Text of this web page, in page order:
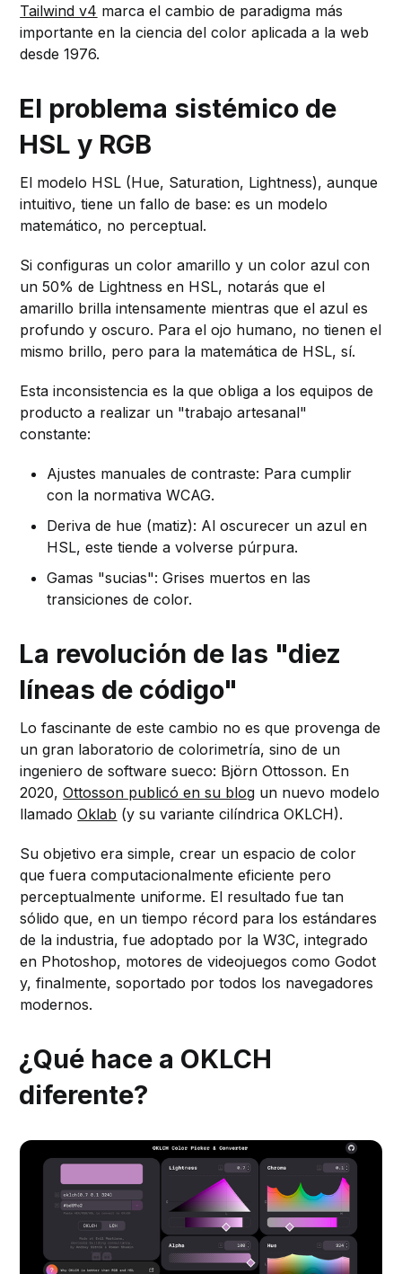
Tailwind v4 marca el cambio de paradigma más
importante en la ciencia del color aplicada a la web
desde 1976.
El problema sistémico de
HSL y RGB
El modelo HSL (Hue, Saturation, Lightness), aunque
intuitivo, tiene un fallo de base: es un modelo
matemático, no perceptual.
Si configuras un color amarillo y un color azul con
un 50% de Lightness en HSL, notarás que el
amarillo brilla intensamente mientras que el azul es
profundo y oscuro. Para el ojo humano, no tienen el
mismo brillo, pero para la matemática de HSL, sí.
Esta inconsistencia es la que obliga a los equipos de
producto a realizar un "trabajo artesanal"
constante:
Ajustes manuales de contraste: Para cumplir
con la normativa WCAG.
Deriva de hue (matiz): Al oscurecer un azul en
HSL, este tiende a volverse púrpura.
Gamas "sucias": Grises muertos en las
transiciones de color.
La revolución de las "diez
líneas de código"
Lo fascinante de este cambio no es que provenga de
un gran laboratorio de colorimetría, sino de un
ingeniero de software sueco: Björn Ottosson. En
2020,Ottosson publicó en su blog un nuevo modelo
llamadoOklab (y su variante cilíndrica OKLCH).
Su objetivo era simple, crear un espacio de color
que fuera computacionalmente eficiente pero
perceptualmente uniforme. El resultado fue tan
sólido que, en un tiempo récord para los estándares
de la industria, fue adoptado por la W3C, integrado
en Photoshop, motores de videojuegos como Godot
y, finalmente, soportado por todos los navegadores
modernos.
¿Qué hace a OKLCH
diferente?